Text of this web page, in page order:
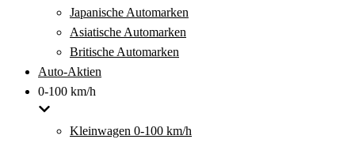
Japanische Automarken
Asiatische Automarken
Britische Automarken
Auto-Aktien
0-100 km/h
Kleinwagen 0-100 km/h